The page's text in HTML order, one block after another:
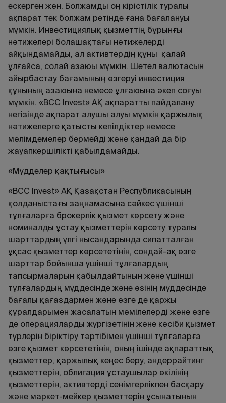
ескерген жөн. Болжамды оң кірістілік туралы
ақпарат тек болжам ретінде ғана бағалануы
мүмкін. Инвестициялық қызметтiң бұрынғы
нәтижелерi болашақтағы нәтижелердi
айқындамайды, ал активтердiң құны қалай
ұлғайса, солай азаюы мүмкiн. Шетел валютасын
айырбастау бағамының өзгеруі инвестиция
құнының азаюына немесе ұлғаюына әкеп соғуы
мүмкін. «BCC Invest» АҚ ақпаратты пайдалану
негізінде ақпарат алушы алуы мүмкін қаржылық
нәтижелерге қатысты кепілдіктер немесе
мәлімдемелер бермейді және қандай да бір
жауапкершілікті қабылдамайды.
«Мүдделер қақтығысы»
«BCC Invest» АҚ Қазақстан Республикасының
қолданыстағы заңнамасына сәйкес үшінші
тұлғаларға брокерлік қызмет көрсету және
номиналды ұстау қызметтерін көрсету туралы
шарттардың үлгі нысандарында сипатталған
ұқсас қызметтер көрсететінін, сондай-ақ өзге
шарттар бойынша үшінші тұлғалардың
тапсырмаларын қабылдайтынын және үшінші
тұлғалардың мүддесінде және өзінің мүддесінде
бағалы қағаздармен және өзге де қаржы
құралдарымен жасалатын мәмілелерді және өзге
де операцияларды жүргізетінін және кәсіби қызмет
түрлерін біріктіру тәртібімен үшінші тұлғаларға
өзге қызмет көрсететінін, оның ішінде ақпараттық
қызметтер, қаржылық кеңес беру, андеррайтинг
қызметтерін, облигация ұстаушылар өкілінің
қызметтерін, активтерді сенімгерлікпен басқару
және маркет-мейкер қызметтерін ұсынатынын